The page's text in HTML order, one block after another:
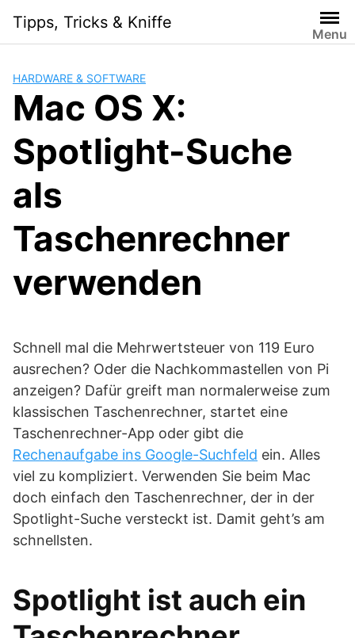
content
Tipps, Tricks & Kniffe
Menu
HARDWARE & SOFTWARE
Mac OS X:
Spotlight-Suche
als
Taschenrechner
verwenden
Schnell mal die Mehrwertsteuer von 119 Euro
ausrechen? Oder die Nachkommastellen von Pi
anzeigen? Dafür greift man normalerweise zum
klassischen Taschenrechner, startet eine
Taschenrechner-App oder gibt die
Rechenaufgabe ins Google-Suchfeld ein. Alles
viel zu kompliziert. Verwenden Sie beim Mac
doch einfach den Taschenrechner, der in der
Spotlight-Suche versteckt ist. Damit geht’s am
schnellsten.
Spotlight ist auch ein